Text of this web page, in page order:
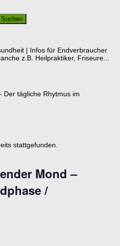
| Infos für Endverbraucher
z.B. Heilpraktiker, Friseure...
stattgefunden.
Mond –
/